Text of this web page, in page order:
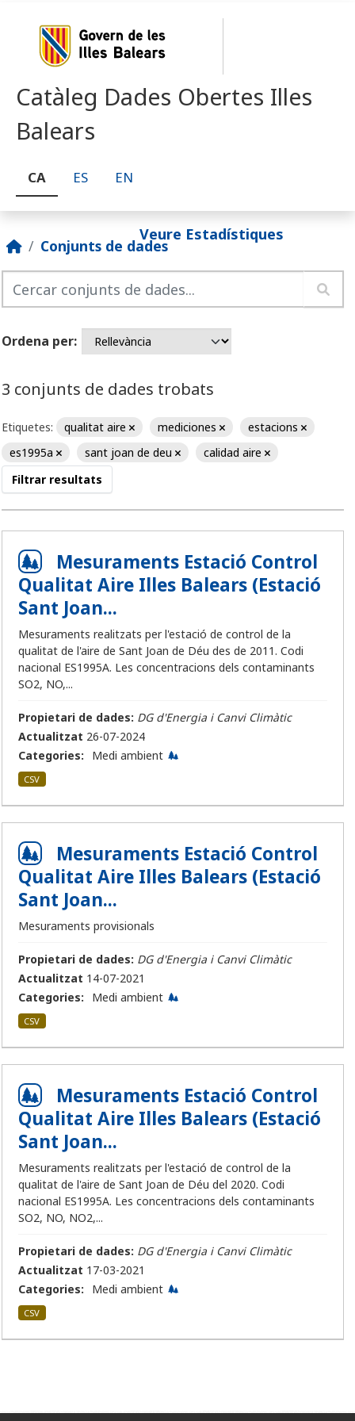
Catàleg Dades Obertes Illes
Balears
CA ES EN
Veure Estadístiques
Conjunts de dades
Ordena per
3 conjunts de dades trobats
Etiquetes: qualitat aire mediciones
estacions
es1995a
sant joan de deu
calidad aire
Filtrar resultats
Mesuraments Estació Control
Qualitat Aire Illes Balears (Estació
Sant Joan...
Mesuraments realitzats per l'estació de control de la
qualitat de l'aire de Sant Joan de Déu des de 2011. Codi
nacional ES1995A. Les concentracions dels contaminants
SO2, NO,...
Propietari de dades: DG d'Energia i Canvi Climàtic
Actualitzat 26-07-2024
Categories:
Medi ambient
CSV
Mesuraments Estació Control
Qualitat Aire Illes Balears (Estació
Sant Joan...
Mesuraments provisionals
Propietari de dades: DG d'Energia i Canvi Climàtic
Actualitzat 14-07-2021
Categories:
Medi ambient
CSV
Mesuraments Estació Control
Qualitat Aire Illes Balears (Estació
Sant Joan...
Mesuraments realitzats per l'estació de control de la
qualitat de l'aire de Sant Joan de Déu del 2020. Codi
nacional ES1995A. Les concentracions dels contaminants
SO2, NO, NO2,...
Propietari de dades: DG d'Energia i Canvi Climàtic
Actualitzat 17-03-2021
Categories:
Medi ambient
CSV